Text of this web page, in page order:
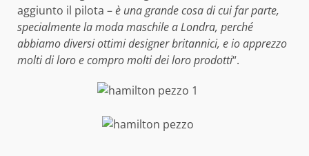
aggiunto il pilota –è una grande cosa di cui far parte,
specialmente la moda maschile a Londra, perché
abbiamo diversi ottimi designer britannici, e io apprezzo
molti di loro e compro molti dei loro prodotti“.